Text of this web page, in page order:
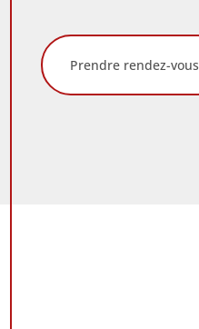
Prendre rendez-vous